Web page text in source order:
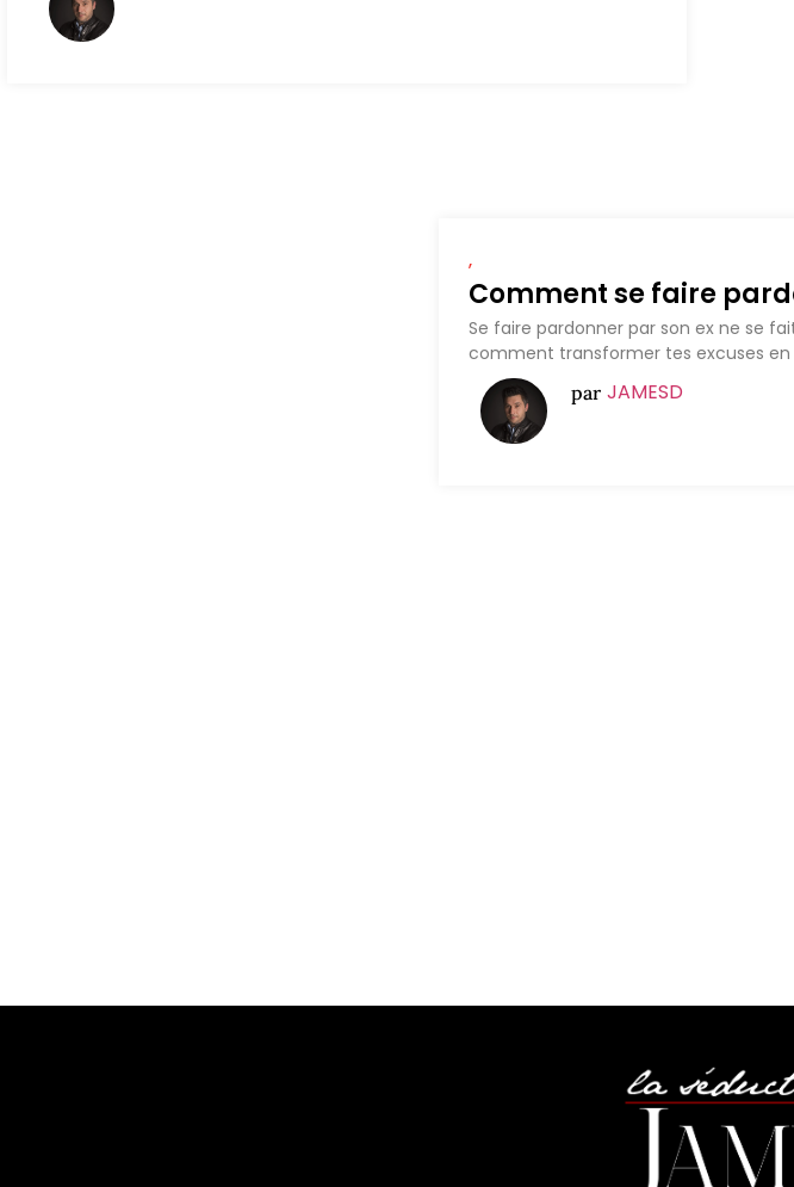
,
Comment se faire
Se faire pardonner par son ex ne se
comment transformer tes excuses en
par JAMESD